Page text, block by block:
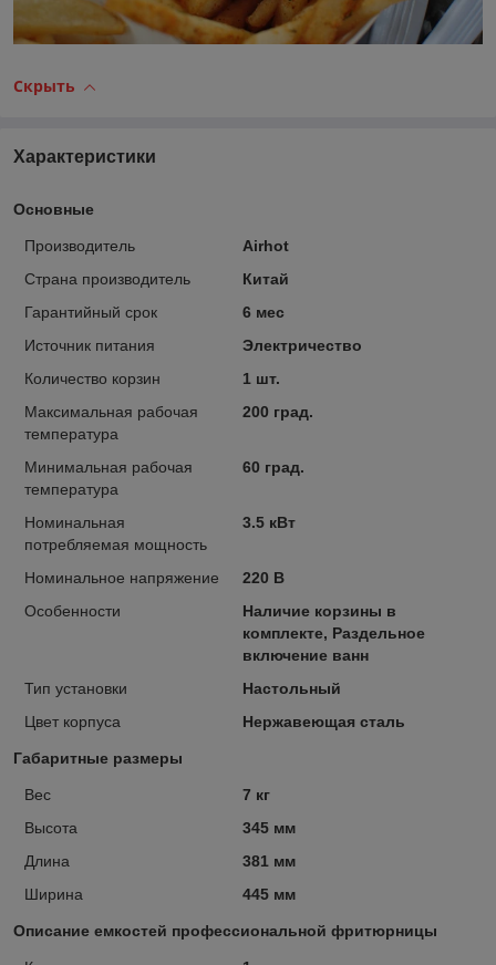
Скрыть
Характеристики
Основные
Производитель
Airhot
Страна производитель
Китай
Гарантийный срок
6 мес
Источник питания
Электричество
Количество корзин
1 шт.
Максимальная рабочая
температура
200 град.
Минимальная рабочая
температура
60 град.
Номинальная
потребляемая мощность
3.5 кВт
Номинальное напряжение
220 В
Особенности
Наличие корзины в
комплекте, Раздельное
включение ванн
Тип установки
Настольный
Цвет корпуса
Нержавеющая сталь
Габаритные размеры
Вес
7 кг
Высота
345 мм
Длина
381 мм
Ширина
445 мм
Описание емкостей профессиональной фритюрницы